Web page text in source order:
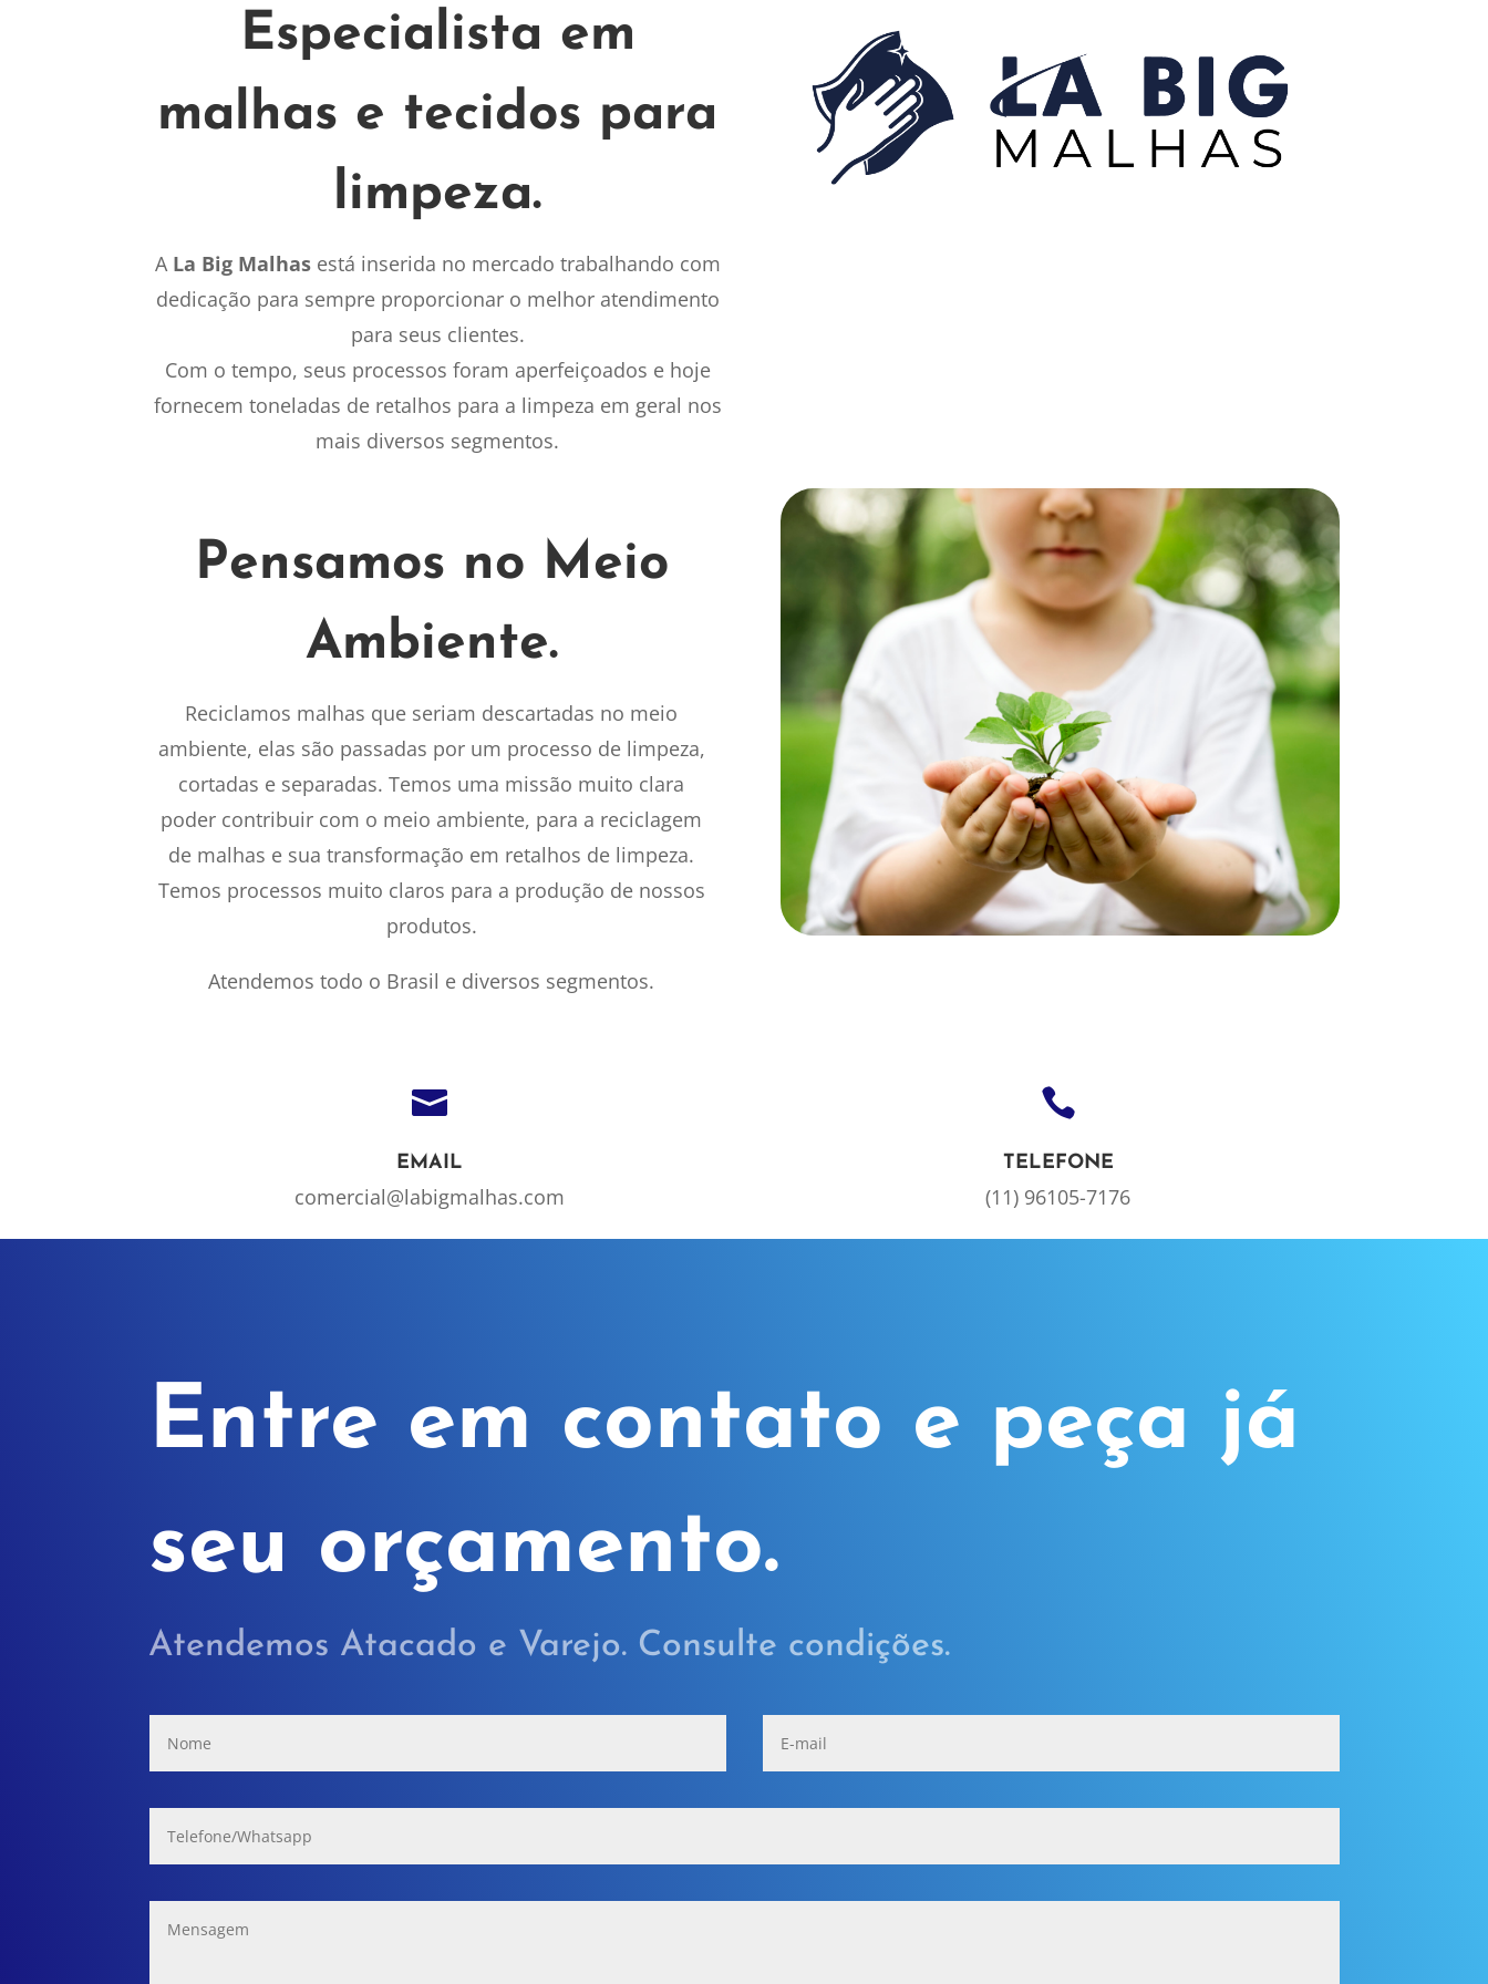
Especialista em
malhas e tecidos para
limpeza.
A La Big Malhasestá inserida no mercado trabalhando com
dedicação para sempre proporcionar o melhor atendimento
para seus clientes.
Com o tempo, seus processos foram aperfeiçoados e hoje
fornecem toneladas de retalhos para a limpeza em geral nos
mais diversos segmentos.
Pensamos no Meio
Ambiente.
Reciclamos malhas que seriam descartadas no meio
ambiente, elas são passadas por um processo de limpeza,
cortadas e separadas. Temos uma missão muito clara
poder contribuir com o meio ambiente, para a reciclagem
de malhas e sua transformação em retalhos de limpeza.
Temos processos muito claros para a produção de nossos
produtos.
Atendemos todo o Brasil e diversos segmentos.

EMAIL
comercial@labigmalhas.com

TELEFONE
(11) 96105-7176
Entre em contato e peça já
seu orçamento.
Atendemos Atacado e Varejo. Consulte condições.